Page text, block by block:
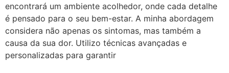
encontrará um ambiente acolhedor, onde cada detalhe
é pensado para o seu bem-estar. A minha abordagem
considera não apenas os sintomas, mas também a
causa da sua dor. Utilizo técnicas avançadas e
personalizadas para garantir